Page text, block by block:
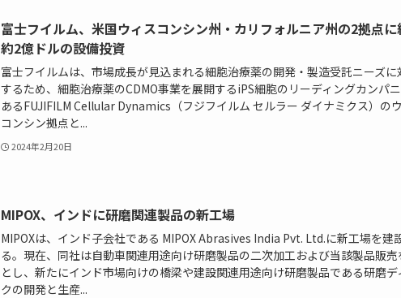
富士フイルム、米国ウィスコンシン州・カリフォルニア州の2拠点に
約2億ドルの設備投資
富士フイルムは、市場成長が見込まれる細胞治療薬の開発・製造受託ニーズに
するため、細胞治療薬のCDMO事業を展開するiPS細胞のリーディングカンパ
あるFUJIFILM Cellular Dynamics（フジフイルム セルラー ダイナミクス）の
コンシン拠点と...
2024年2月20日
MIPOX、インドに研磨関連製品の新工場
MIPOXは、インド子会社である MIPOX Abrasives India Pvt. Ltd.に新工場を建
る。現在、同社は⾃動車関連用途向け研磨製品の二次加工および当該製品販売
とし、新たにインド市場向けの橋梁や建設関連用途向け研磨製品である研磨デ
クの開発と生産...